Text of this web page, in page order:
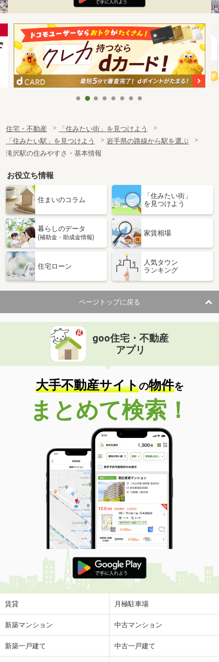
住宅・不動産
「住みたい街」を見つけよう
「住みたい駅」を見つけよう
岩手県の路線から駅を選ぶ
滝沢駅の住みやすさ・基本情報
お役立ち情報
住まいのコラム
「住みたい街」
を見つけよう
暮らしのデータ
(補助金・助成金情報)
家賃相場
住宅ローン
人気タウン
ランキング
ページトップに戻る
goo住宅・不動産
アプリ
大手不動産サイトの物件を
まとめて検索！
賃貸 月極駐車場
新築マンション 中古マンション
新築一戸建て 中古一戸建て